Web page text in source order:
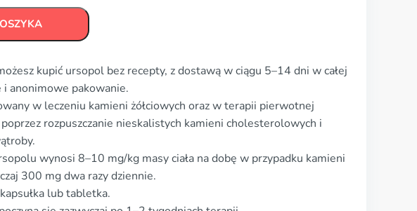
kupić ursopol bez recepty, z dostawą w ciągu 5–14 dni w całej
anonimowe pakowanie.
w leczeniu kamieni żółciowych oraz w terapii pierwotnej
poprzez rozpuszczanie nieskalistych kamieni cholesterolowych i
wynosi 8–10 mg/kg masy ciała na dobę w przypadku kamieni
300 mg dwa razy dziennie.
lub tabletka.